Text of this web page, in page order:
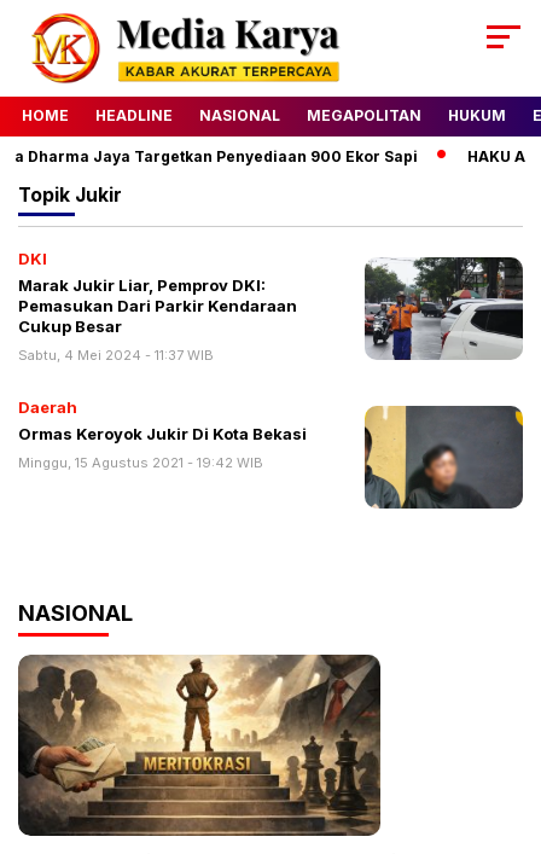
HOME HEADLINE NASIONAL MEGAPOLITAN HUKUM
Dharma Jaya Targetkan Penyediaan 900 Ekor Sapi HAKU
Topik Jukir
DKI
Marak Jukir Liar, Pemprov DKI:
Pemasukan Dari Parkir Kendaraan
Cukup Besar
Sabtu, 4 Mei 2024 - 11:37 WIB
Daerah
Ormas Keroyok Jukir Di Kota Bekasi
Minggu, 15 Agustus 2021 - 19:42 WIB
NASIONAL